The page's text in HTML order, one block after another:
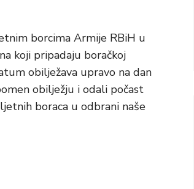
borcima Armije RBiH u
koji pripadaju boračkoj
obilježava upravo na dan
obilježju i odali počast
boraca u odbrani naše